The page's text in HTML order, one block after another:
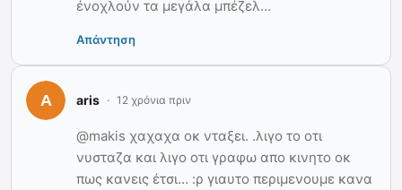
ένοχλούν τα μεγάλα μπέζελ…
Απάντηση
aris 12 χρόνια πριν
@makis χαχαχα οκ νταξει. .λιγο το οτι
νυσταζα και λιγο οτι γραφω απο κινητο οκ
πως κανεις έτσι… :ρ γιαυτο περιμενουμε κανα